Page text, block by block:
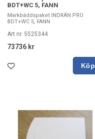
BDT+WC 5, FANN
Markbäddspaket INDRÄN PRO
BDT+WC 5, FANN
Art nr. 5525344
73736 kr
Köp